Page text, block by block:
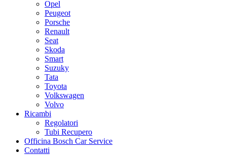
Opel
Peugeot
Porsche
Renault
Seat
Skoda
Smart
Suzuky
Tata
Toyota
Volkswagen
Volvo
Ricambi
Regolatori
Tubi Recupero
Officina Bosch Car Service
Contatti